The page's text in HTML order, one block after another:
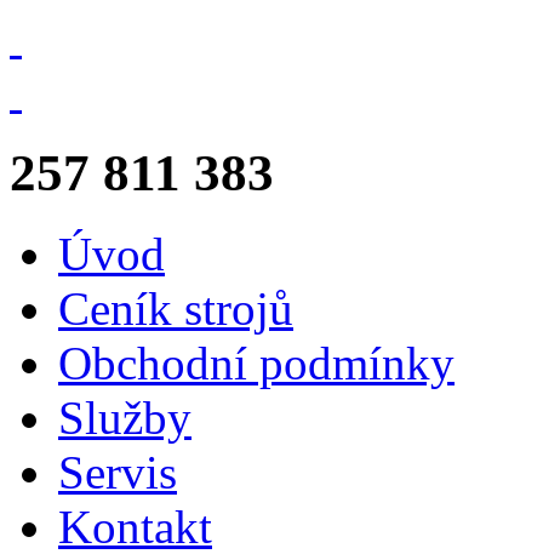
257 811 383
Úvod
Ceník strojů
Obchodní podmínky
Služby
Servis
Kontakt